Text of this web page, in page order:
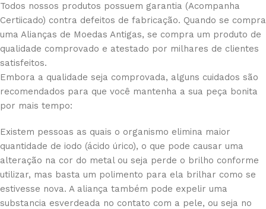
Todos nossos produtos possuem garantia (Acompanha
Certiicado) contra defeitos de fabricação. Quando se compra
uma Alianças de Moedas Antigas, se compra um produto de
qualidade comprovado e atestado por milhares de clientes
satisfeitos.
Embora a qualidade seja comprovada, alguns cuidados são
recomendados para que você mantenha a sua peça bonita
por mais tempo:
Existem pessoas as quais o organismo elimina maior
quantidade de iodo (ácido úrico), o que pode causar uma
alteração na cor do metal ou seja perde o brilho conforme
utilizar, mas basta um polimento para ela brilhar como se
estivesse nova. A aliança também pode expelir uma
substancia esverdeada no contato com a pele, ou seja no